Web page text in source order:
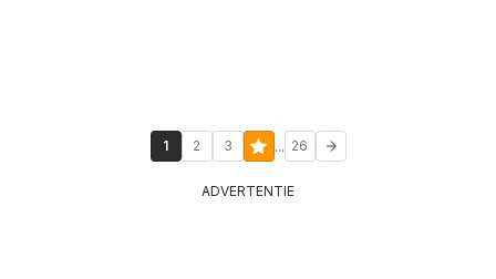
1 2 3 ... 26
ADVERTENTIE